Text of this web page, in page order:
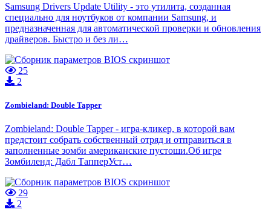
Samsung Drivers Update Utility - это утилита, созданная
специально для ноутбуков от компании Samsung, и
предназначенная для автоматической проверки и обновления
драйверов. Быстро и без ли…
25
2
Zombieland: Double Tapper
Zombieland: Double Tapper - игра-кликер, в которой вам
предстоит собрать собственный отряд и отправиться в
заполненные зомби американские пустоши.Об игре
Зомбиленд: Дабл ТапперУст…
29
2